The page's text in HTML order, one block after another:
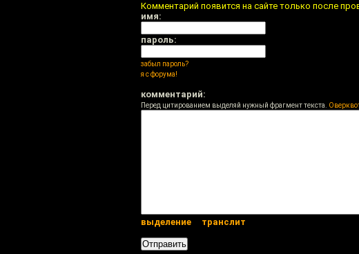
Комментарий появится на сайте только после
имя:
пароль:
забыл пароль?
я с форума!
комментарий:
Перед цитированием выделяй нужный фрагмент текста.
выделение транслит